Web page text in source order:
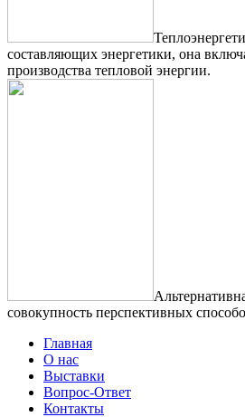
составляющих энергетики, она
производства тепловой энергии.
совокупность перспективных
Главная
О нас
Выставки
Вопрос-Ответ
Контакты